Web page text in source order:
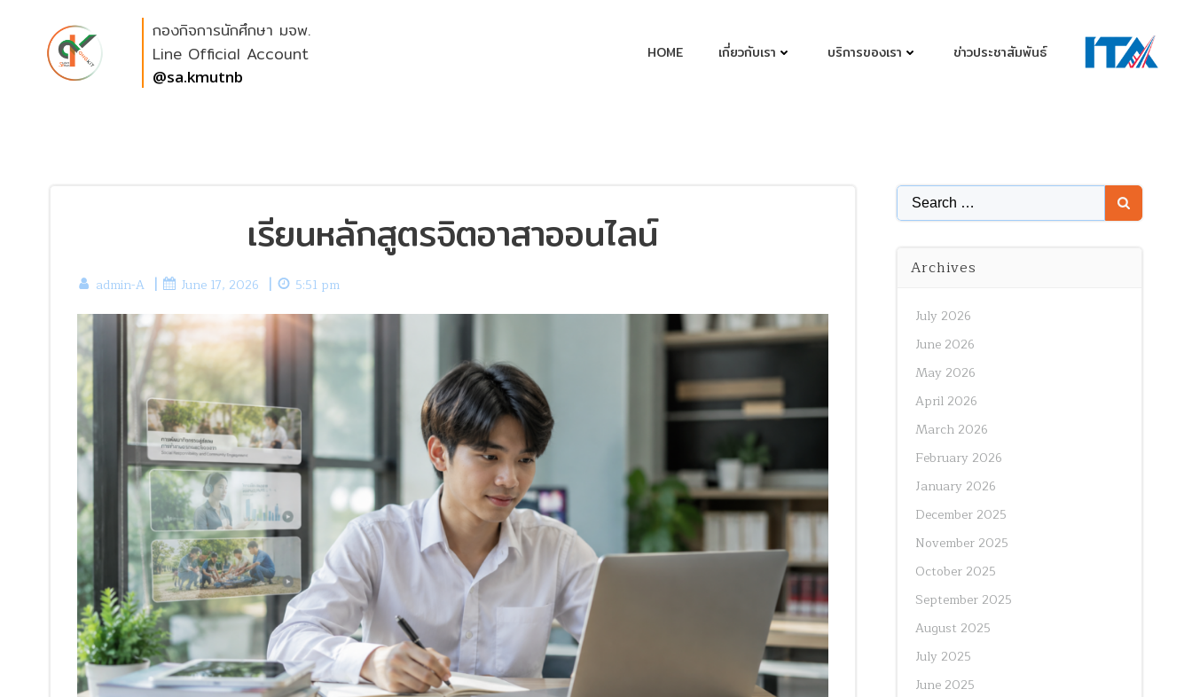
content
กองกิจการนักศึกษา มจพ.
Line Official Account
@sa.kmutnb
HOME เกี่ยวกับเรา บริการของเรา ข่าวประชาสัมพันธ์
เรียนหลักสูตรจิตอาสาออนไลน์
admin-A | June 17, 2026 | 5:51 pm
Search
for:
Archives
July 2026
June 2026
May 2026
April 2026
March 2026
February 2026
January 2026
December 2025
November 2025
October 2025
September 2025
August 2025
July 2025
June 2025